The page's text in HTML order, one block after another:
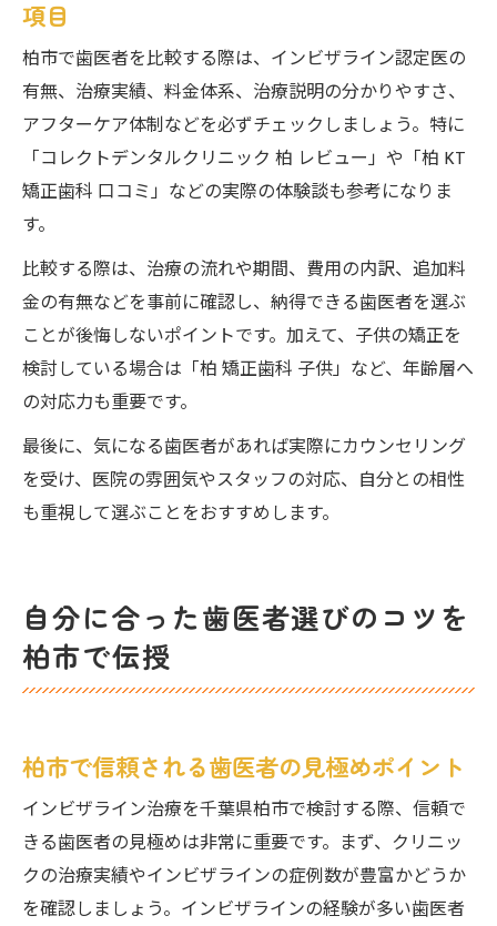
項目
柏市で歯医者を比較する際は、インビザライン認定医の
有無、治療実績、料金体系、治療説明の分かりやすさ、
アフターケア体制などを必ずチェックしましょう。特に
「コレクトデンタルクリニック 柏 レビュー」や「柏 KT
矯正歯科 口コミ」などの実際の体験談も参考になりま
す。
比較する際は、治療の流れや期間、費用の内訳、追加料
金の有無などを事前に確認し、納得できる歯医者を選ぶ
ことが後悔しないポイントです。加えて、子供の矯正を
検討している場合は「柏 矯正歯科 子供」など、年齢層へ
の対応力も重要です。
最後に、気になる歯医者があれば実際にカウンセリング
を受け、医院の雰囲気やスタッフの対応、自分との相性
も重視して選ぶことをおすすめします。
自分に合った歯医者選びのコツを
柏市で伝授
柏市で信頼される歯医者の見極めポイント
インビザライン治療を千葉県柏市で検討する際、信頼で
きる歯医者の見極めは非常に重要です。まず、クリニッ
クの治療実績やインビザラインの症例数が豊富かどうか
を確認しましょう。インビザラインの経験が多い歯医者